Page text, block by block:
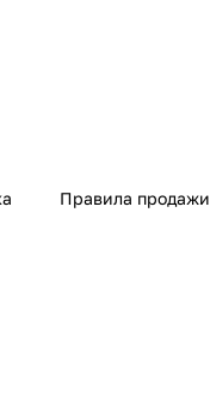
Правила продажи